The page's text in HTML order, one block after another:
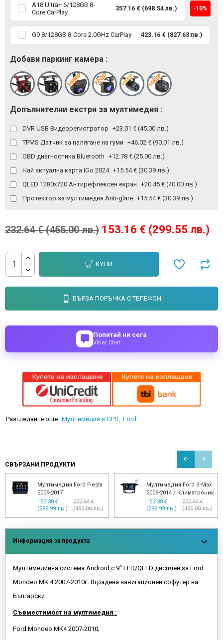
153.16 € (299.55 лв.)
232.64 € (455.00 лв.)
A18 Ultra+ 6/128GB 8-
Core CarPlay
357.16 € (698.54 лв.) -10%
G9 8/128GB 8-Core 2.0GHz CarPlay 423.16 € (827.63 лв.)
Добави паркинг камера :
Допълнителни екстри за мултимедия :
DVR USB Видеорегистратор +23.01 € (45.00 лв.)
TPMS Датчик за налягане на гуми +46.02 € (90.01 лв.)
OBD диагностика Bluetooth +12.78 € (25.00 лв.)
Най актуална карта IGo 2024 +15.54 € (30.39 лв.)
QLED 1280x720 Антирефлексен екран +20.45 € (40.00 лв.)
Протектор за мултимедия Anti-glare +15.54 € (30.39 лв.)
КУПИ
БЪРЗА ПОРЪЧКА С ТЕЛЕФОН
Попитай ни сега
Viber Chat
Разгледайте още: Мултимедии и GPS Ford
СВЪРЗАНИ ПРОДУКТИ
Мултимедия Ford Fiesta
2009-2017
153.38 €
(299.99 лв.)
232.64 €
(455.00 лв.)
Мултимедия Ford S-Max
2006-2014 / Климатроник
153.38 €
(299.99 лв.)
232.64 €
(455.00 лв.)
Информация за продукта
Мултимедийна система Android с 9" LED/QLED дисплей за Ford
Mondeo MK 4 2007-2010г. Вградена навигационен софутер на
Български.
Съвместимост на мултимедия :
Ford Mondeo MK4 2007-2010;